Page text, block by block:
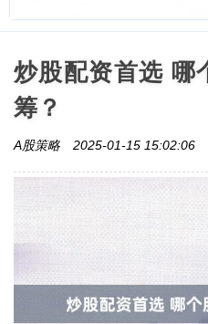
炒股配资首选 哪
筹？
A股策略 2025-01-15 15:02:06